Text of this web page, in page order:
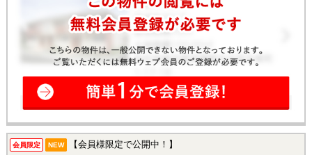
会員限定 NEW 【会員様限定で公開中！】